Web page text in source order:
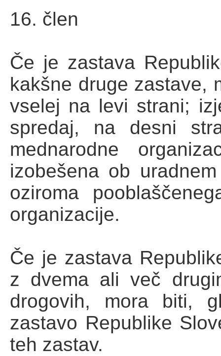
16. člen
Če je zastava
kakšne druge zastave,
vselej na levi strani;
spredaj, na desni
mednarodne
izobešena ob
oziroma
organizacije.
Če je zastava
z dvema ali več
drogovih, mora biti,
zastavo Republike
teh zastav.